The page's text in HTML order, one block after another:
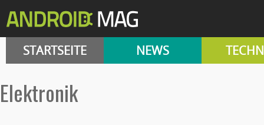
STARTSEITE NEWS
Elektronik